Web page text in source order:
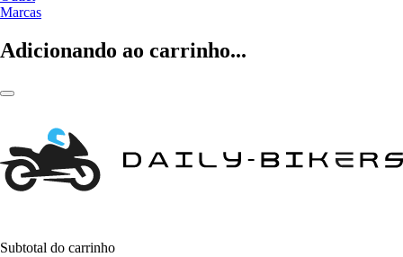
Marcas
Adicionando ao carrinho...
Subtotal do carrinho